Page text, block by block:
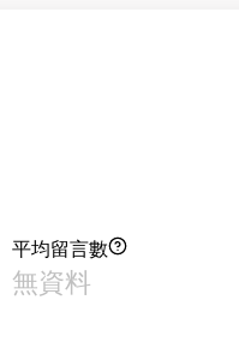
平均留言數
無資料